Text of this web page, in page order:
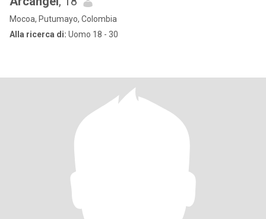
Mocoa, Putumayo, Colombia
Alla ricerca di: Uomo 18 - 30